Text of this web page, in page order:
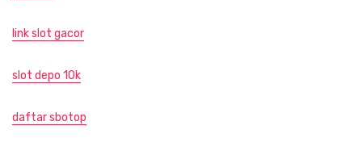
link slot gacor
slot depo 10k
daftar sbotop